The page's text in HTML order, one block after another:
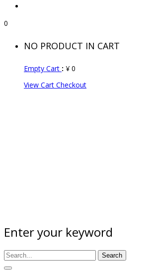
0
NO PRODUCT IN CART
Empty Cart : ¥ 0
View Cart Checkout
Enter your keyword
Search